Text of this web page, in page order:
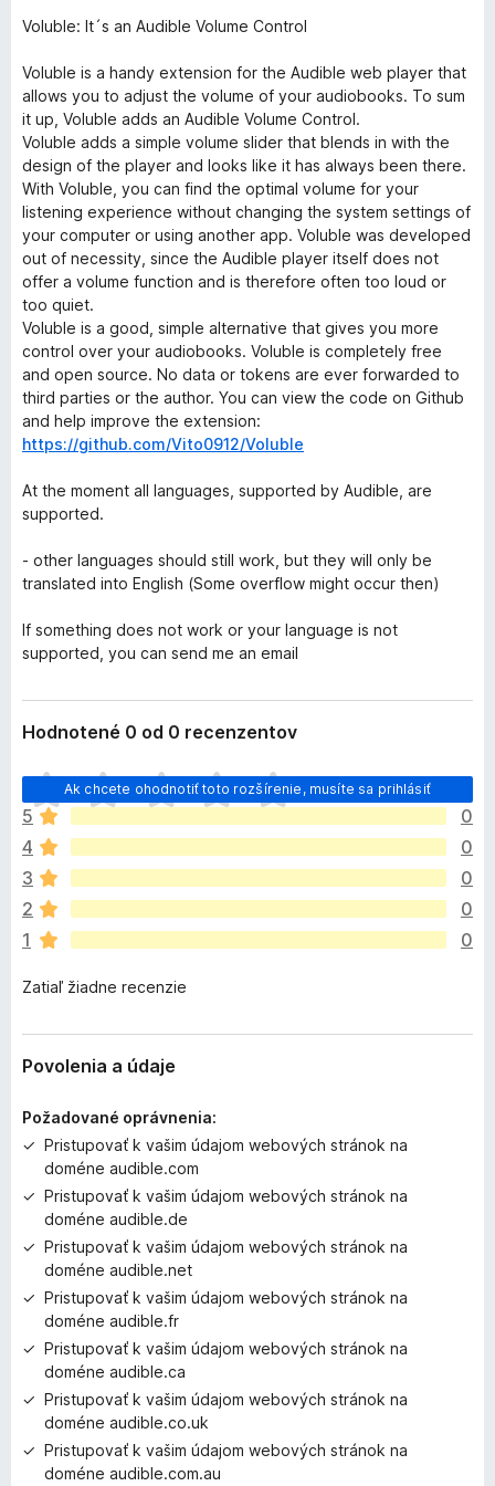
Voluble: It´s an Audible Volume Control
Voluble is a handy extension for the Audible web player that
allows you to adjust the volume of your audiobooks. To sum
it up, Voluble adds an Audible Volume Control.
Voluble adds a simple volume slider that blends in with the
design of the player and looks like it has always been there.
With Voluble, you can find the optimal volume for your
listening experience without changing the system settings of
your computer or using another app. Voluble was developed
out of necessity, since the Audible player itself does not
offer a volume function and is therefore often too loud or
too quiet.
Voluble is a good, simple alternative that gives you more
control over your audiobooks. Voluble is completely free
and open source. No data or tokens are ever forwarded to
third parties or the author. You can view the code on Github
and help improve the extension:
https://github.com/Vito0912/Voluble
At the moment all languages, supported by Audible, are
supported.
- other languages should still work, but they will only be
translated into English (Some overflow might occur then)
If something does not work or your language is not
supported, you can send me an email
Hodnotené 0 od 0 recenzentov
Ak chcete ohodnotiť toto rozšírenie, musíte sa prihlásiť
D
o
p
l
n
o
k
z
t
a
ľ
i
o
o
n
ý
5
0
4
0
3
0
2
0
1
0
Zatiaľ žiadne recenzie
Povolenia a údaje
Požadované oprávnenia:
Pristupovať k vašim údajom webových stránok na
doméne audible.com
Pristupovať k vašim údajom webových stránok na
doméne audible.de
Pristupovať k vašim údajom webových stránok na
doméne audible.net
Pristupovať k vašim údajom webových stránok na
doméne audible.fr
Pristupovať k vašim údajom webových stránok na
doméne audible.ca
Pristupovať k vašim údajom webových stránok na
doméne audible.co.uk
Pristupovať k vašim údajom webových stránok na
doméne audible.com.au